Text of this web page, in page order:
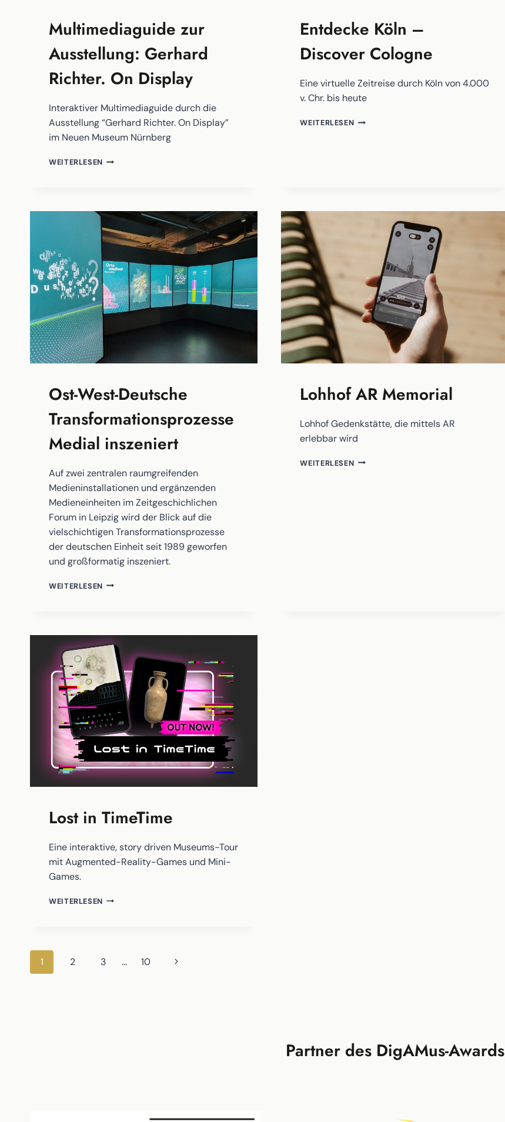
Multimediaguide zur
Ausstellung: Gerhard
Richter. On Display
Interaktiver Multimediaguide durch die
Ausstellung “Gerhard Richter. On Display”
im Neuen Museum Nürnberg
WEITERLESEN MULTIMEDIAGUIDE
ON
DISPLAY
Entdecke Köln –
Discover Cologne
Eine virtuelle Zeitreise durch Köln von 4.000
v. Chr. bis heute
WEITERLESENENTDECKE
Ost-West-Deutsche
Transformationsprozesse
Medial inszeniert
Auf zwei zentralen raumgreifenden
Medieninstallationen und ergänzenden
Medieneinheiten im Zeitgeschichlichen
Forum in Leipzig wird der Blick auf die
vielschichtigen Transformationsprozesse
der deutschen Einheit seit 1989 geworfen
und großformatig inszeniert.
WEITERLESEN OST-
INSZENIERT
Lohhof AR Memorial
Lohhof Gedenkstätte, die mittels AR
erlebbar wird
WEITERLESENLOHHOF
Lost in TimeTime
Eine interaktive, story driven Museums-Tour
mit Augmented-Reality-Games und Mini-
Games.
WEITERLESEN LOST
Seitennavigation
1 2 3 … 10
Nächste
Partner des DigAMus-Awards